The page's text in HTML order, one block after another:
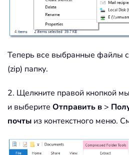
Теперь все выбранные файлы
(zip) папку.
2. Щелкните правой кнопкой
и выберите Отправить в >
почты из контекстного меню.